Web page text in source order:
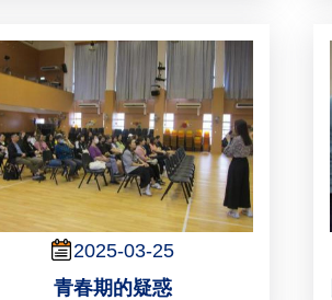
2025-03-25
青春期的疑惑